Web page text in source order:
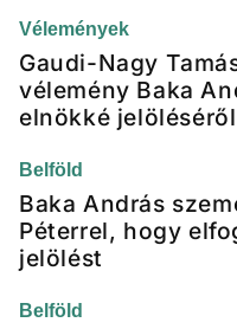
Vélemények
Gaudi-Nagy
vélemény Baka
elnökké jelöléséről
Belföld
Baka András
Péterrel, hogy
jelölést
Belföld